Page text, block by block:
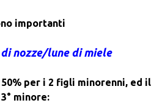
importanti
nozze/lune di miele
per i 2 figli minorenni, ed il
3° minore: